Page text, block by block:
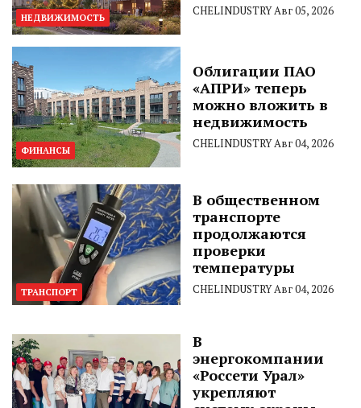
НЕДВИЖИМОСТЬ CHELINDUSTRYАвг 05, 2026
ФИНАНСЫ
Облигации ПАО
«АПРИ» теперь
можно вложить в
недвижимость
CHELINDUSTRYАвг 04, 2026
ТРАНСПОРТ
В общественном
транспорте
продолжаются
проверки
температуры
CHELINDUSTRYАвг 04, 2026
В
энергокомпании
«Россети Урал»
укрепляют